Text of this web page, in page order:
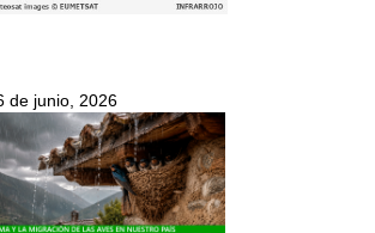
de junio, 2026